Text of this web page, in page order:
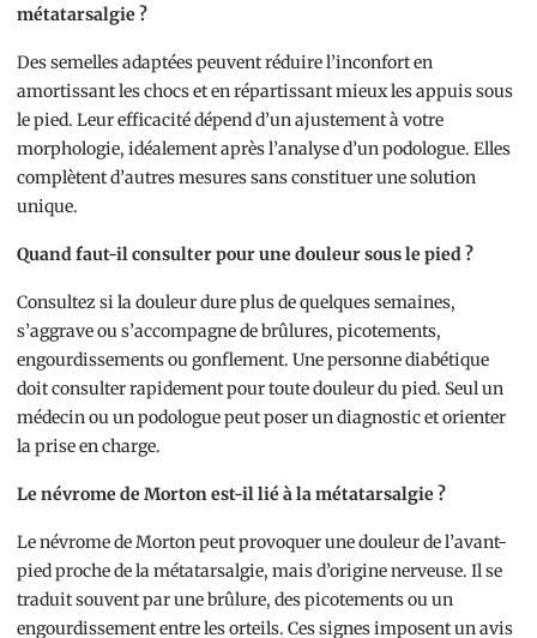
métatarsalgie ?
Des semelles adaptées peuvent réduire l’inconfort en
amortissant les chocs et en répartissant mieux les appuis sous
le pied. Leur efficacité dépend d’un ajustement à votre
morphologie, idéalement après l’analyse d’un podologue. Elles
complètent d’autres mesures sans constituer une solution
unique.
Quand faut-il consulter pour une douleur sous le pied ?
Consultez si la douleur dure plus de quelques semaines,
s’aggrave ou s’accompagne de brûlures, picotements,
engourdissements ou gonflement. Une personne diabétique
doit consulter rapidement pour toute douleur du pied. Seul un
médecin ou un podologue peut poser un diagnostic et orienter
la prise en charge.
Le névrome de Morton est-il lié à la métatarsalgie ?
Le névrome de Morton peut provoquer une douleur de l’avant-
pied proche de la métatarsalgie, mais d’origine nerveuse. Il se
traduit souvent par une brûlure, des picotements ou un
engourdissement entre les orteils. Ces signes imposent un avis